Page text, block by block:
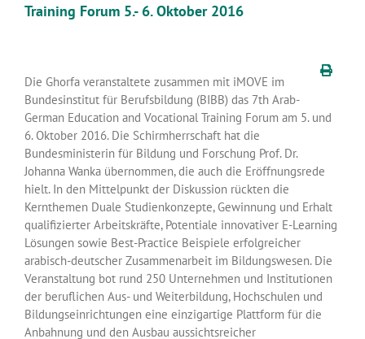
Training Forum 5.- 6. Oktober 2016
Die Ghorfa veranstaltete zusammen mit iMOVE im
Bundesinstitut für Berufsbildung (BIBB) das 7th Arab-
German Education and Vocational Training Forum am 5. und
6. Oktober 2016. Die Schirmherrschaft hat die
Bundesministerin für Bildung und Forschung Prof. Dr.
Johanna Wanka übernommen, die auch die Eröffnungsrede
hielt. In den Mittelpunkt der Diskussion rückten die
Kernthemen Duale Studienkonzepte, Gewinnung und Erhalt
qualifizierter Arbeitskräfte, Potentiale innovativer E-Learning
Lösungen sowie Best-Practice Beispiele erfolgreicher
arabisch-deutscher Zusammenarbeit im Bildungswesen. Die
Veranstaltung bot rund 250 Unternehmen und Institutionen
der beruflichen Aus- und Weiterbildung, Hochschulen und
Bildungseinrichtungen eine einzigartige Plattform für die
Anbahnung und den Ausbau aussichtsreicher